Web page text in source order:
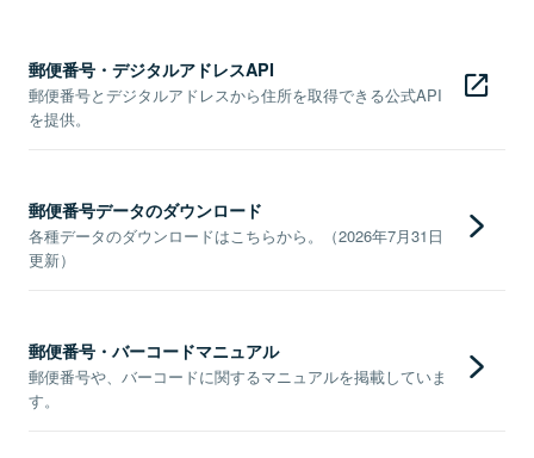
郵便番号・デジタルアドレスAPI
郵便番号とデジタルアドレスから住所を取得できる公式API
を提供。
郵便番号データのダウンロード
各種データのダウンロードはこちらから。（2026年7月31日
更新）
郵便番号・バーコードマニュアル
郵便番号や、バーコードに関するマニュアルを掲載していま
す。